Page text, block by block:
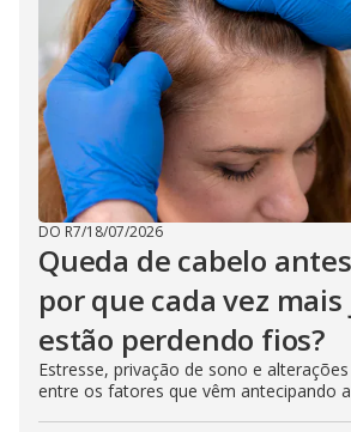
DO R7/18/07/2026
Queda de cabelo
por que cada vez
estão perdendo fios?
Estresse, privação de sono e
entre os fatores que vêm antecipando